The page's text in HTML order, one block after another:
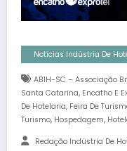
Notícias Indústria De
ABIH-SC – Associação
Santa Catarina, Encatho E
De Hotelaria, Feira De
Turismo, Hospedagem,
Redação Indústria De